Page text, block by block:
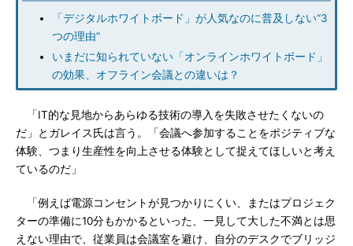
「デジタルホワイトボード」が人気なのに普及しない“3
つの理由”
いまだに知られていない「オンラインホワイトボード」
の効果、オフライン会議との違いは？
「IT的な見地からあらゆる技術の導入を失敗させたくないの
だ」とガレイス氏は言う。「会議へ参加することをポジティブな
体験、つまり生産性を向上させる体験として捉えてほしいと考え
ているのだ」
「例えば電源コンセントが見つかりにくい、またはプロジェク
ターの準備に10分もかかるといった、一見して大した不満とは思
えない理由で、従業員は会議室を避け、自分のデスクでブリッジ